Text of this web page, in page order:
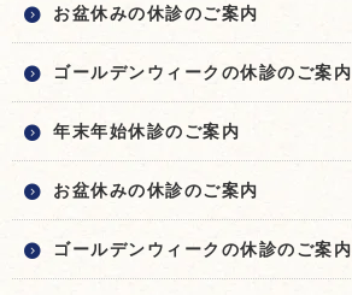
お盆休みの休診のご案内
ゴールデンウィークの休診のご案内
年末年始休診のご案内
お盆休みの休診のご案内
ゴールデンウィークの休診のご案内